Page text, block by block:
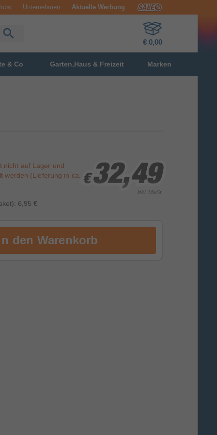
Unternehmen Aktuelle Werbung
€ 0,00
& Co Garten,Haus & Freizeit Marken
nicht auf Lager und
werden (Lieferung in ca.
6,95 €
€32,49
€32,49
€32,49
inkl. MwSt.